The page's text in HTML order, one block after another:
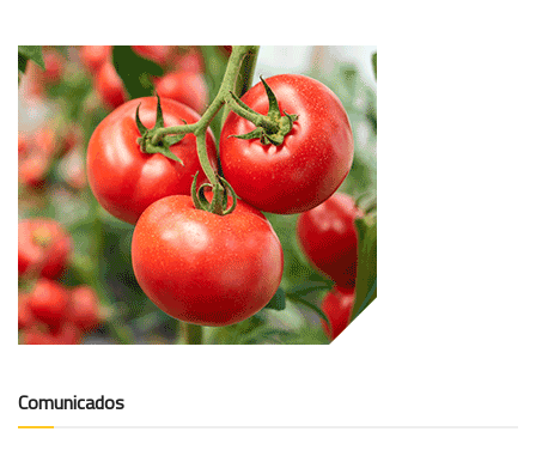
Comunicados